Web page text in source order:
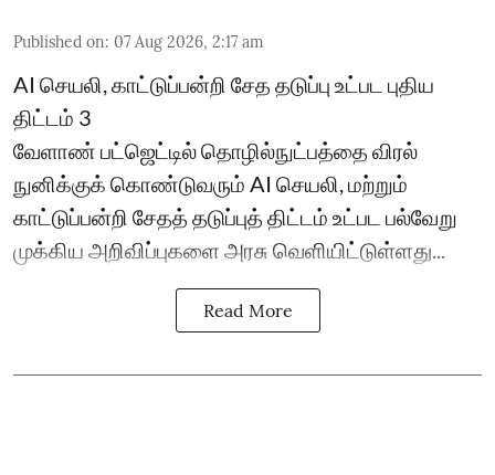
Published on: 07 Aug 2026, 2:17 am
AI செயலி, காட்டுப்பன்றி சேத தடுப்பு உட்பட புதிய
திட்டம் 3
வேளாண் பட்ஜெட்டில் தொழில்நுட்பத்தை விரல்
நுனிக்குக் கொண்டுவரும் AI செயலி, மற்றும்
காட்டுப்பன்றி சேதத் தடுப்புத் திட்டம் உட்பட பல்வேறு
முக்கிய அறிவிப்புகளை அரசு வெளியிட்டுள்ளது...
Read More